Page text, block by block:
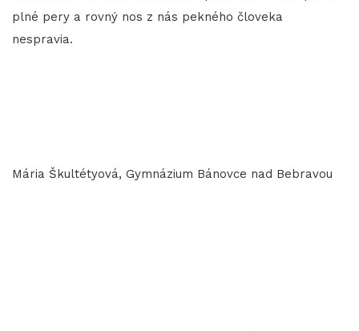
plné pery a rovný nos z nás pekného človeka
nespravia.
Mária Škultétyová, Gymnázium Bánovce nad Bebravou